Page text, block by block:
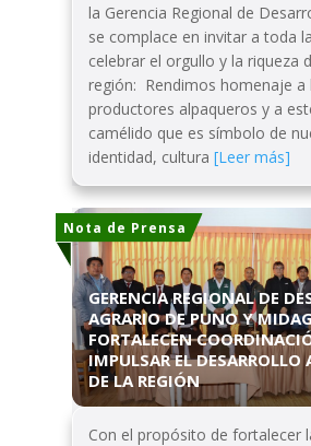
la Gerencia Regional de
se complace en invitar a toda
celebrar el orgullo y la riqueza
región: Rendimos homenaje a
productores alpaqueros y a
camélido que es símbolo de
identidad, cultura [Leer más]
Nota de Prensa
GERENCIA REGIONAL DE
AGRARIO DE PUNO Y
FORTALECEN
IMPULSAR EL DESARROLLO
DE LA REGIÓN
Con el propósito de fortalecer